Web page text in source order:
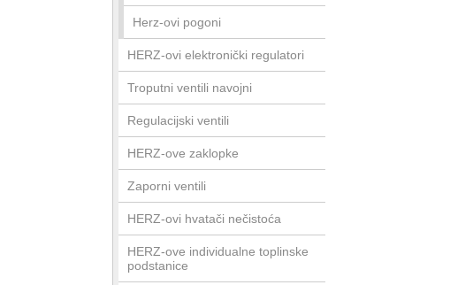
Herz-ovi pogoni
HERZ-ovi elektronički regulatori
Troputni ventili navojni
Regulacijski ventili
HERZ-ove zaklopke
Zaporni ventili
HERZ-ovi hvatači nečistoća
HERZ-ove individualne toplinske
podstanice